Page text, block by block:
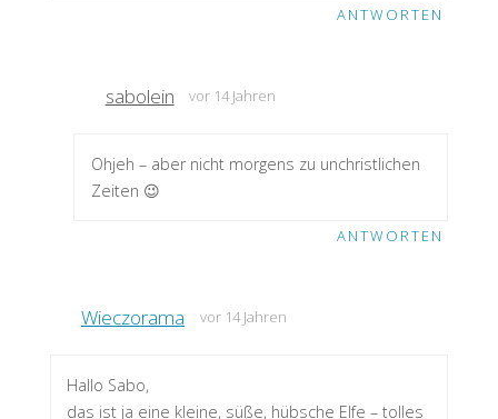
ANTWORTEN
sabolein vor 14 Jahren
Ohjeh – aber nicht morgens zu unchristlichen
Zeiten 😉
ANTWORTEN
Wieczorama vor 14 Jahren
Hallo Sabo,
das ist ja eine kleine, süße, hübsche Elfe – tolles